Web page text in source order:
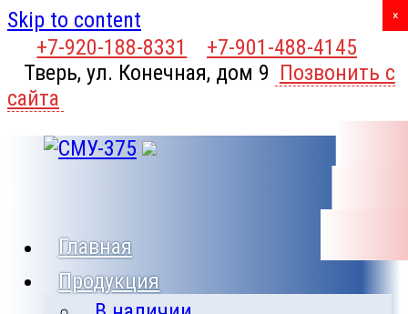
Skip to content
+7-920-188-8331
+7-901-488-4145
Тверь, ул. Конечная, дом 9 Позвонить с
сайта
Главная
Продукция
X
×